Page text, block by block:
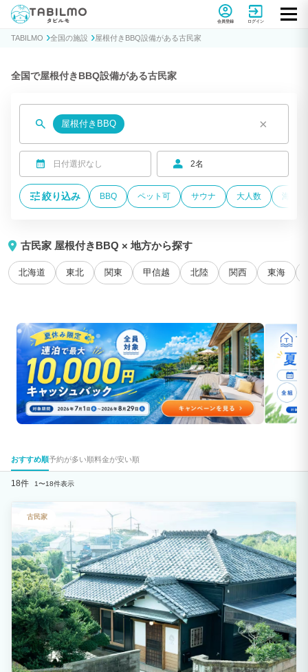
貸別荘コテージ・一棟貸し宿泊予約サイトTABILMO(タビルモ)
会員登録 ログイン
TABILMO 全国の施設 屋根付きBBQ設備がある古民家
全国で屋根付きBBQ設備がある古民家
屋根付きBBQ ×
日付選択なし 2名
絞り込み BBQ ペット可 サウナ 大人数 海が
古民家 屋根付きBBQ × 地方から探す
北海道 東北 関東 甲信越 北陸 関西 東海
おすすめ順予約が多い順料金が安い順
18件 1〜18件表示
古民家